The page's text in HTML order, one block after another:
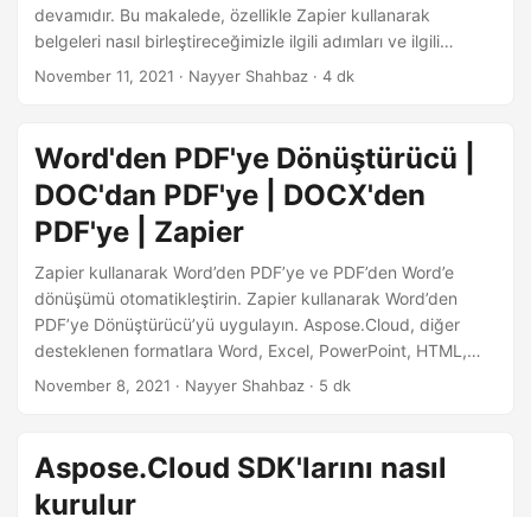
devamıdır. Bu makalede, özellikle Zapier kullanarak
belgeleri nasıl birleştireceğimizle ilgili adımları ve ilgili
detayları tartışacağız. Kaynak dosyaları Google Drive’dan
çözümümüzdür. Dropbox Hesabı Aspose.Cloud Dashboard
Google Drive Hesabı Belge Birleştirici için Zap Dropbox
Hesabı Mevcut senaryomuzda, oluşan birleştirme dosyasını
Dropbox’ta kaydetmeyi planlıyoruz, bu nedenle öncelikle
Dropbox’ta bir hesap oluşturmalıyız.
November 11, 2021 · Nayyer Shahbaz · 4 dk
Word'den PDF'ye Dönüştürücü |
DOC'dan PDF'ye | DOCX'den
PDF'ye | Zapier
Zapier kullanarak Word’den PDF’ye ve PDF’den Word’e
dönüşümü otomatikleştirin. Zapier kullanarak Word’den
PDF’ye Dönüştürücü’yü uygulayın. Aspose.Cloud, diğer
desteklenen formatlara Word, Excel, PowerPoint, HTML,
XPS, JPEG gibi formatları oluşturma, düzenleme ve
otomatikleştirmek için, Google Drive veya Dropbox’taki
belge depolarınızı dosya işleme hizmetimize bağlayan ve
günlük görevlerinizi kolayca otomatikleştirmenizi sağlayan
November 8, 2021 · Nayyer Shahbaz · 5 dk
Aspose.Cloud SDK'larını nasıl
kurulur